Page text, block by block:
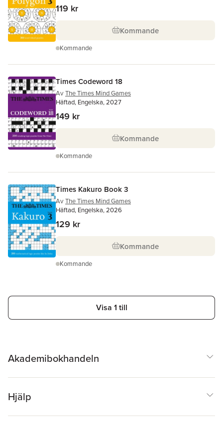
119 kr
Kommande
Kommande
Times Codeword 18
Av The Times Mind Games
Häftad, Engelska, 2027
149 kr
Kommande
Kommande
Times Kakuro Book 3
Av The Times Mind Games
Häftad, Engelska, 2026
129 kr
Kommande
Kommande
Visa 1 till
Akademibokhandeln
Hjälp